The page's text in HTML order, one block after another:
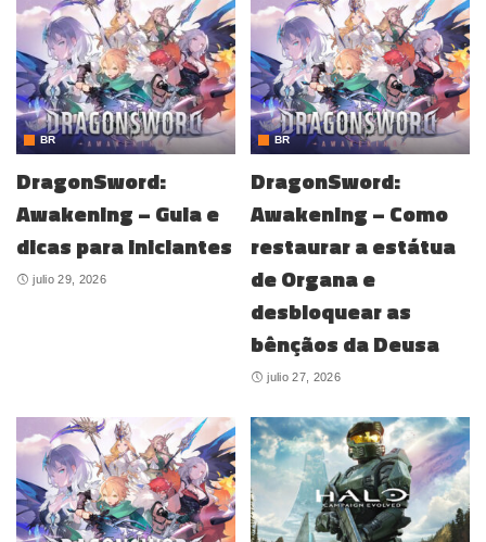
BR
DragonSword:
Awakening – Guia e
dicas para iniciantes
julio 29, 2026
BR
DragonSword:
Awakening – Como
restaurar a estátua
de Organa e
desbloquear as
bênçãos da Deusa
julio 27, 2026